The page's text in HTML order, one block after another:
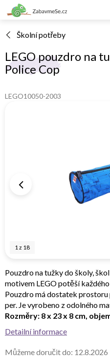
Přejít
na
Školní potřeby
LEGO pouzdro na
Police Cop
LEGO10050-2003
1z 18
Můžeme doručit do: 12.8.2026
Pouzdro na tužky do školy,
motivem LEGO potěší
Pouzdro má dostatek
per. Je vyrobeno z odolného
Rozměry: 8 x 23 x 8 cm,
Detailní informace